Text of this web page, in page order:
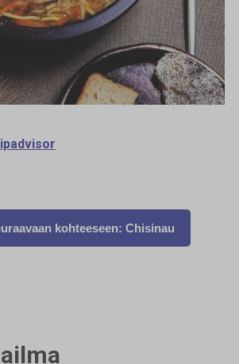
kohteeseen: Chisinau